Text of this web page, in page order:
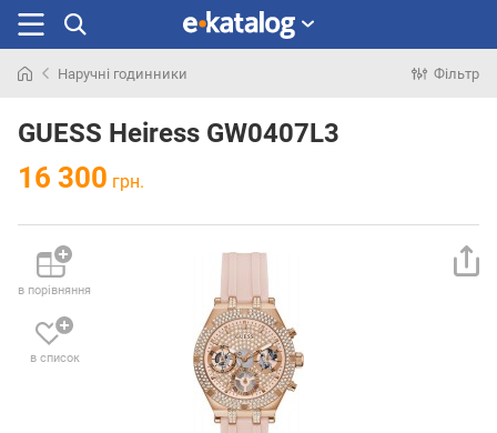
раніше
Наручні годинники Фільтр
GUESS Heiress GW0407L3
16 300 грн.
в порівняння
в список